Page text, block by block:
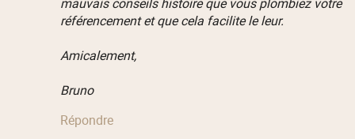
référencement et que cela facilite le leur.
Amicalement,
Bruno
Répondre